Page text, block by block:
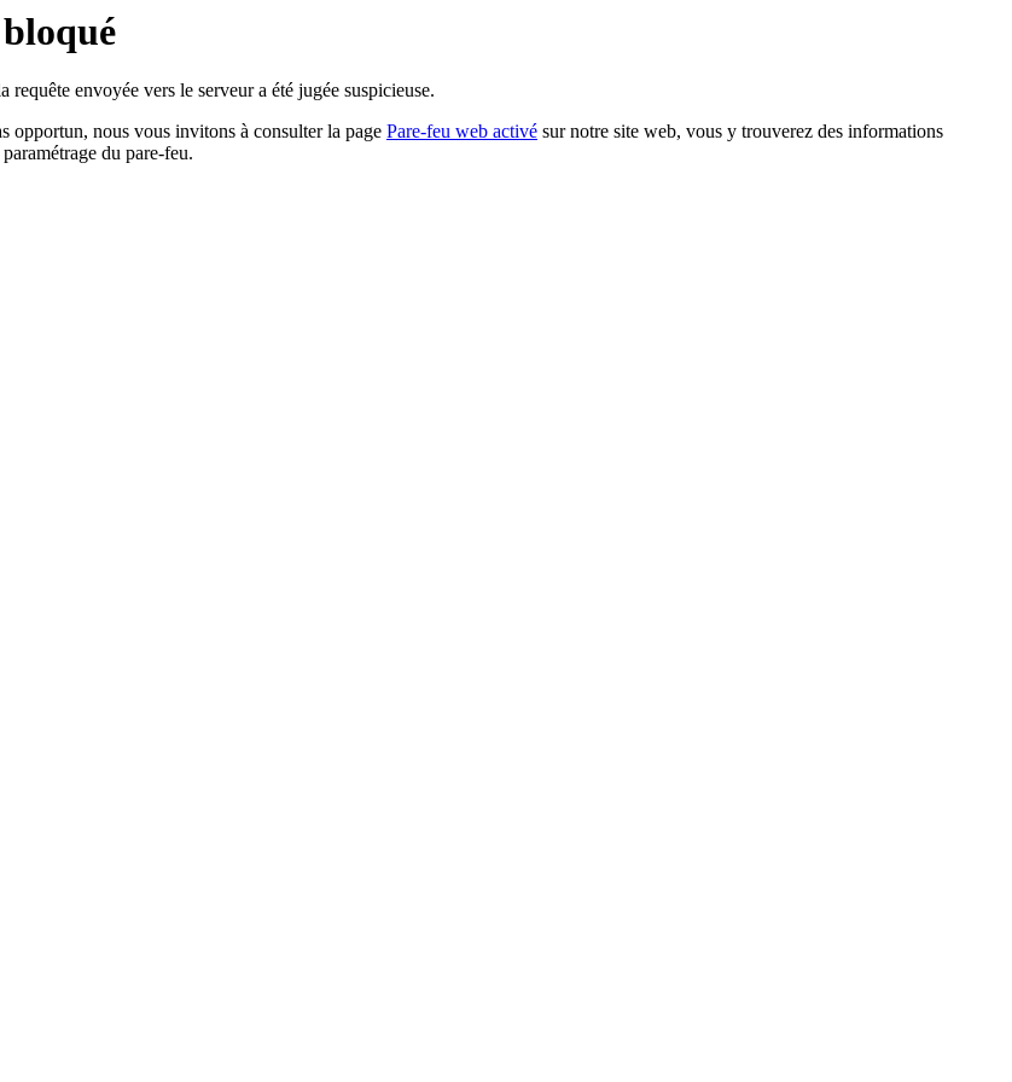
bloqué
envoyée vers le serveur a été jugée suspicieuse.
opportun, nous vous invitons à consulter la page Pare-feu web activé sur notre site web, vous y trouverez des informations
du pare-feu.